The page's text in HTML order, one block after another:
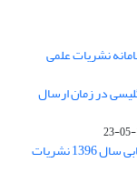
نشریات علمی
در زمان ارسال
کسب رتبه A فصلنامه پژوهش های روستایی در ارزیابی سال 1396 نشریات